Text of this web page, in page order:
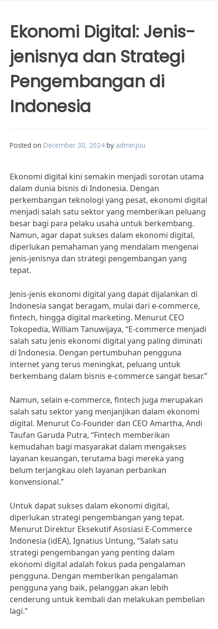
Ekonomi Digital: Jenis-
jenisnya dan Strategi
Pengembangan di
Indonesia
Posted on December 30, 2024 by adminjou
Ekonomi digital kini semakin menjadi sorotan utama
dalam dunia bisnis di Indonesia. Dengan
perkembangan teknologi yang pesat, ekonomi digital
menjadi salah satu sektor yang memberikan peluang
besar bagi para pelaku usaha untuk berkembang.
Namun, agar dapat sukses dalam ekonomi digital,
diperlukan pemahaman yang mendalam mengenai
jenis-jenisnya dan strategi pengembangan yang
tepat.
Jenis-jenis ekonomi digital yang dapat dijalankan di
Indonesia sangat beragam, mulai dari e-commerce,
fintech, hingga digital marketing. Menurut CEO
Tokopedia, William Tanuwijaya, “E-commerce menjadi
salah satu jenis ekonomi digital yang paling diminati
di Indonesia. Dengan pertumbuhan pengguna
internet yang terus meningkat, peluang untuk
berkembang dalam bisnis e-commerce sangat besar.”
Namun, selain e-commerce, fintech juga merupakan
salah satu sektor yang menjanjikan dalam ekonomi
digital. Menurut Co-Founder dan CEO Amartha, Andi
Taufan Garuda Putra, “Fintech memberikan
kemudahan bagi masyarakat dalam mengakses
layanan keuangan, terutama bagi mereka yang
belum terjangkau oleh layanan perbankan
konvensional.”
Untuk dapat sukses dalam ekonomi digital,
diperlukan strategi pengembangan yang tepat.
Menurut Direktur Eksekutif Asosiasi E-Commerce
Indonesia (idEA), Ignatius Untung, “Salah satu
strategi pengembangan yang penting dalam
ekonomi digital adalah fokus pada pengalaman
pengguna. Dengan memberikan pengalaman
pengguna yang baik, pelanggan akan lebih
cenderung untuk kembali dan melakukan pembelian
lagi.”